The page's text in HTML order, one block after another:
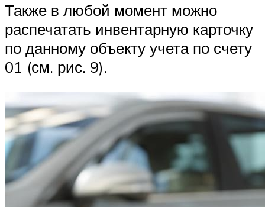
Также в любой момент можно
распечатать инвентарную карточку
по данному объекту учета по счету
01 (см. рис. 9).